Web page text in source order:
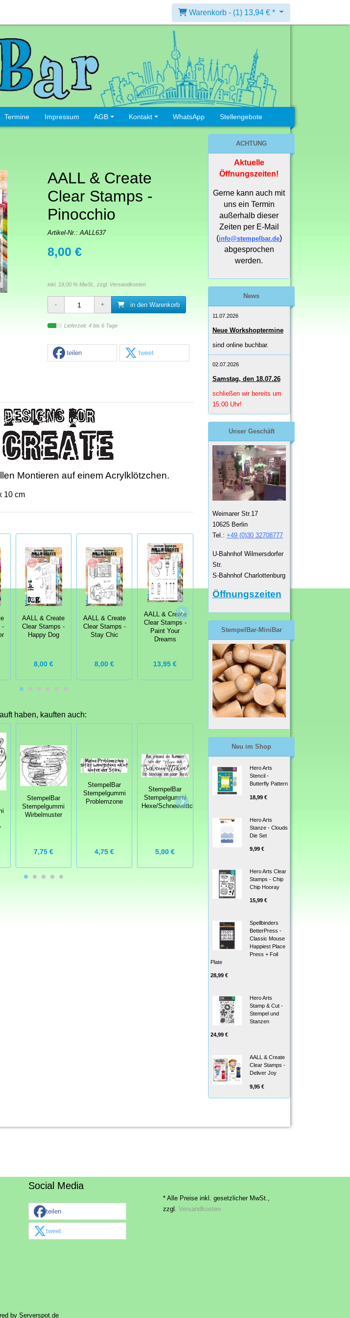
Warenkorb - (1) 13,94 € *
Termine Impressum AGB Kontakt WhatsApp Stellengebote
AALL & Create
Clear Stamps -
Pinocchio
Artikel-Nr.:AALL637
8,00 €
inkl. 19,00 % MwSt., zzgl. Versandkosten
in den Warenkorb
Lieferzeit: 4 bis 6 Tage
teilen tweet
Montieren auf einem Acrylklötzchen.
10 cm
-
AALL & Create
Clear Stamps -
Happy Dog
8,00 €
AALL & Create
Clear Stamps -
Stay Chic
8,00 €
AALL & Create
Clear Stamps -
Paint Your
Dreams
13,95 €
Clear Stamps -
Alice & Queen
8,00 €
Clear Stamps -
20,95 €
haben, kauften auch:
StempelBar
Stempelgummi
Wirbelmuster
7,75 €
StempelBar
Stempelgummi
Problemzone
4,75 €
StempelBar
Stempelgummi
Hexe/Schneewittchen
5,00 €
Mensch/Schicksal
ACHTUNG
Aktuelle
Öffnungszeiten!
Gerne kann auch mit
uns ein Termin
außerhalb dieser
Zeiten per E-Mail
(info@stempelbar.de)
abgesprochen
werden.
News
11.07.2026
Neue Workshoptermine
sind online buchbar.
02.07.2026
Samstag, den 18.07.26
schließen wir bereits um
15:00 Uhr!
Unser Geschäft
Weimarer Str.17
10625 Berlin
Tel.: +49 (0)30 32708777
U-Bahnhof Wilmersdorfer
Str.
S-Bahnhof Charlottenburg
Öffnungszeiten
StempelBar-MiniBar
Neu im Shop
Hero Arts
Stencil -
Butterfly Pattern
18,99 €
Hero Arts
Stanze - Clouds
Die Set
9,99 €
Hero Arts Clear
Stamps - Chip
Chip Hooray
15,99 €
Spellbinders
BetterPress -
Classic Mouse
Happiest Place
Press + Foil
Plate
28,99 €
Hero Arts
Stamp & Cut -
Stempel und
Stanzen
24,99 €
AALL & Create
Clear Stamps -
Deliver Joy
9,95 €
Social Media
teilen
tweet
* Alle Preise inkl. gesetzlicher MwSt.,
zzgl. Versandkosten
by Serverspot.de